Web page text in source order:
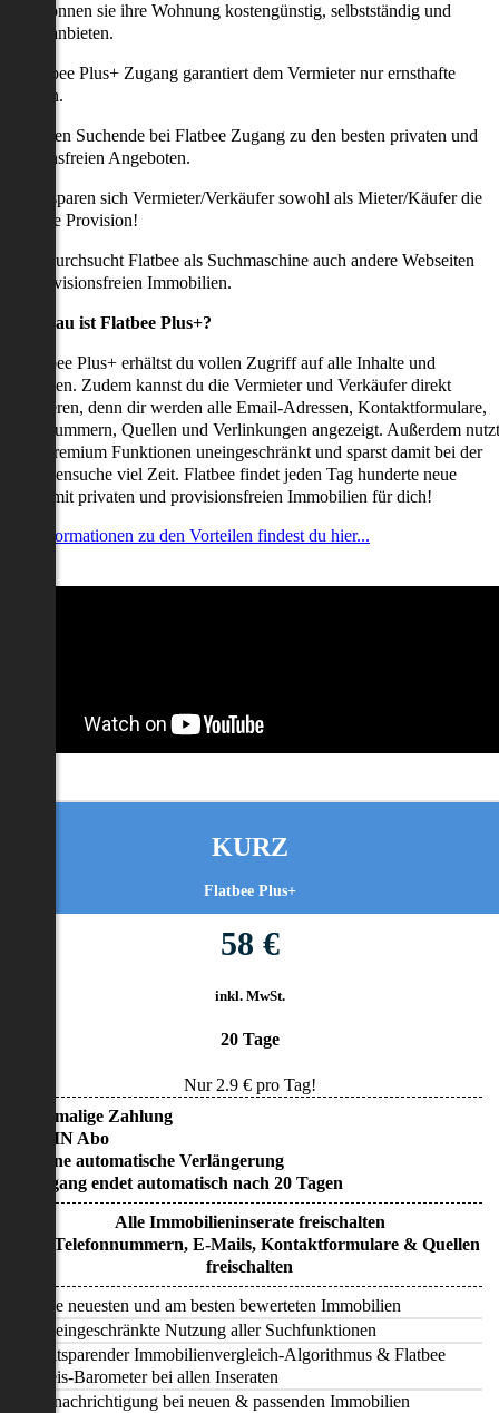
können sie ihre Wohnung kostengünstig, selbstständig und
anbieten.
Flatbee Plus+ Zugang garantiert dem Vermieter nur ernsthafte
erhalten Suchende bei Flatbee Zugang zu den besten privaten und
Angeboten.
uns sparen sich Vermieter/Verkäufer sowohl als Mieter/Käufer die
Provision!
durchsucht Flatbee als Suchmaschine auch andere Webseiten
provisionsfreien Immobilien.
genau ist Flatbee Plus+?
Flatbee Plus+ erhältst du vollen Zugriff auf alle Inhalte und
Zudem kannst du die Vermieter und Verkäufer direkt
denn dir werden alle Email-Adressen, Kontaktformulare,
Quellen und Verlinkungen angezeigt. Außerdem nutzt
alle Premium Funktionen uneingeschränkt und sparst damit bei der
viel Zeit. Flatbee findet jeden Tag hunderte neue
mit privaten und provisionsfreien Immobilien für dich!
Informationen zu den Vorteilen findest du hier...
KURZ
Flatbee Plus+
58 €
inkl. MwSt.
20 Tage
Nur 2.9€ pro Tag!
• Einmalige Zahlung
• KEIN Abo
• Keine automatische Verlängerung
• Zugang endet automatisch nach 20 Tagen
Alle Immobilieninserate freischalten
Alle Telefonnummern, E-Mails, Kontaktformulare & Quellen
freischalten
Alle neuesten und am besten bewerteten Immobilien
Uneingeschränkte Nutzung aller Suchfunktionen
Zeitsparender Immobilienvergleich-Algorithmus & Flatbee
Preis-Barometer bei allen Inseraten
Benachrichtigung bei neuen & passenden Immobilien